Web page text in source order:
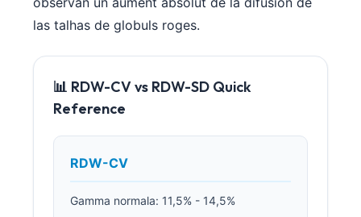
las talhas de globuls roges.
📊 RDW-CV vs RDW-SD Quick
Reference
RDW-CV
Gamma normala: 11,5% - 14,5%